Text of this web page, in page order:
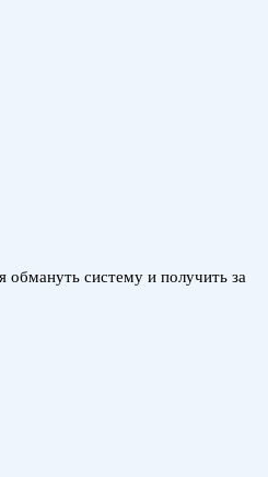
обмануть систему и получить за